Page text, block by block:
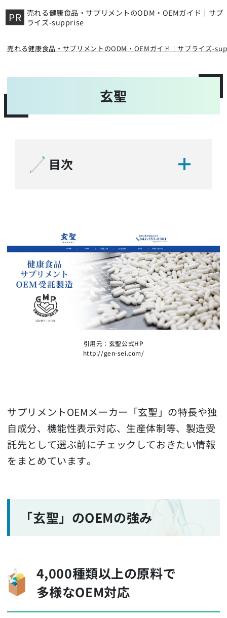
売れる健康食品・サプリメントのODM・OEMガイド｜サプ
ライズ-supprise
売れる健康食品・サプリメントのODM・OEMガイド｜サプライズ-
玄聖
目次
引用元：玄聖公式HP
http://gen-sei.com/
サプリメントOEMメーカー「玄聖」の特長や独
自成分、機能性表示対応、生産体制等、製造受
託先として選ぶ前にチェックしておきたい情報
をまとめています。
「玄聖」のOEMの強み
4,000種類以上の原料で
多様なOEM対応